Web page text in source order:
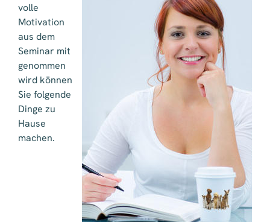
volle
Motivation
aus dem
Seminar mit
genommen
wird können
Sie folgende
Dinge zu
Hause
machen.